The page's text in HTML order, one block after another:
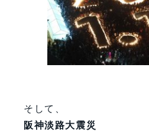
そして、
阪神淡路大震災